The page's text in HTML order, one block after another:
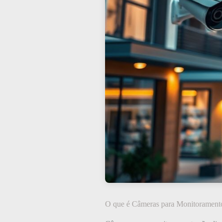
O que é Câmeras para